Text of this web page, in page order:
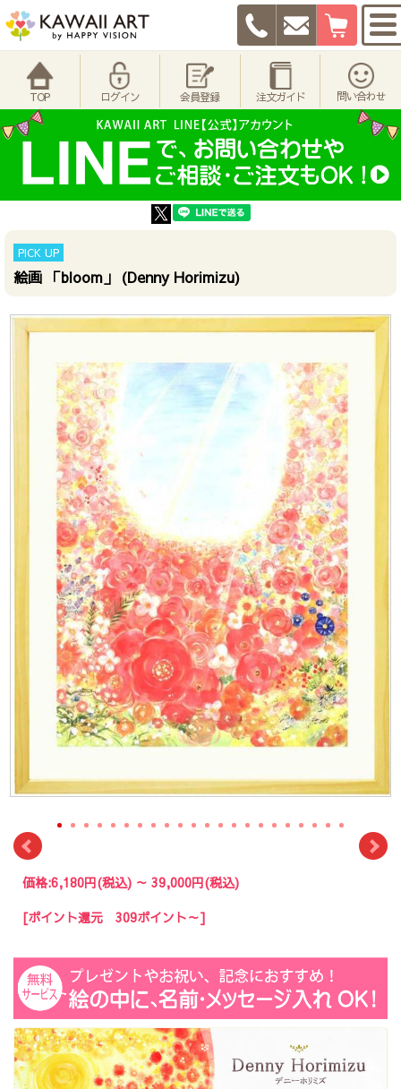
TOP ログイン 会員登録 注文ガイド 問い合わせ
PICK UP
絵画 「bloom」 (Denny Horimizu)
価格:6,180円(税込) ～ 39,000円(税込)
[ポイント還元 309ポイント～]